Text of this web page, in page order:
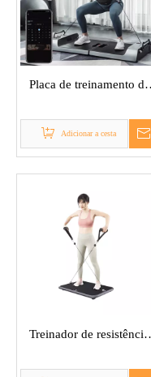
Placa de treinamento de
Adicionar a cesta
Treinador de resistência